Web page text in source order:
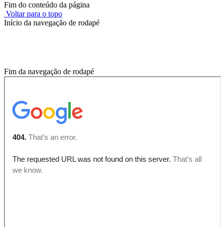
Fim do conteúdo da página
Voltar para o topo
Início da navegação de rodapé
Fim da navegação de rodapé